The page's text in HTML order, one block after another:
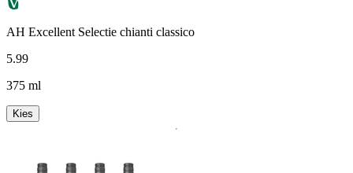
AH Excellent Selectie chianti classico
5.99
375 ml
Kies